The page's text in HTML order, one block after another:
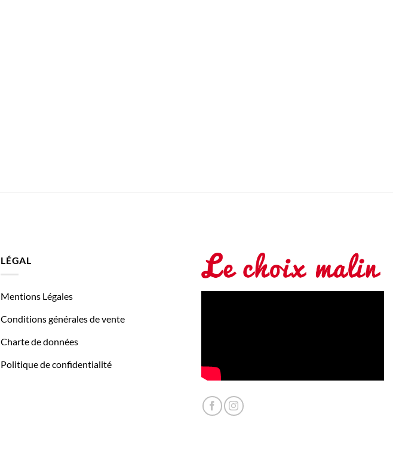
LÉGAL
Mentions Légales
Conditions générales de vente
Charte de données
Politique de confidentialité